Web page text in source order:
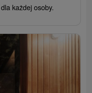
każdej osoby.